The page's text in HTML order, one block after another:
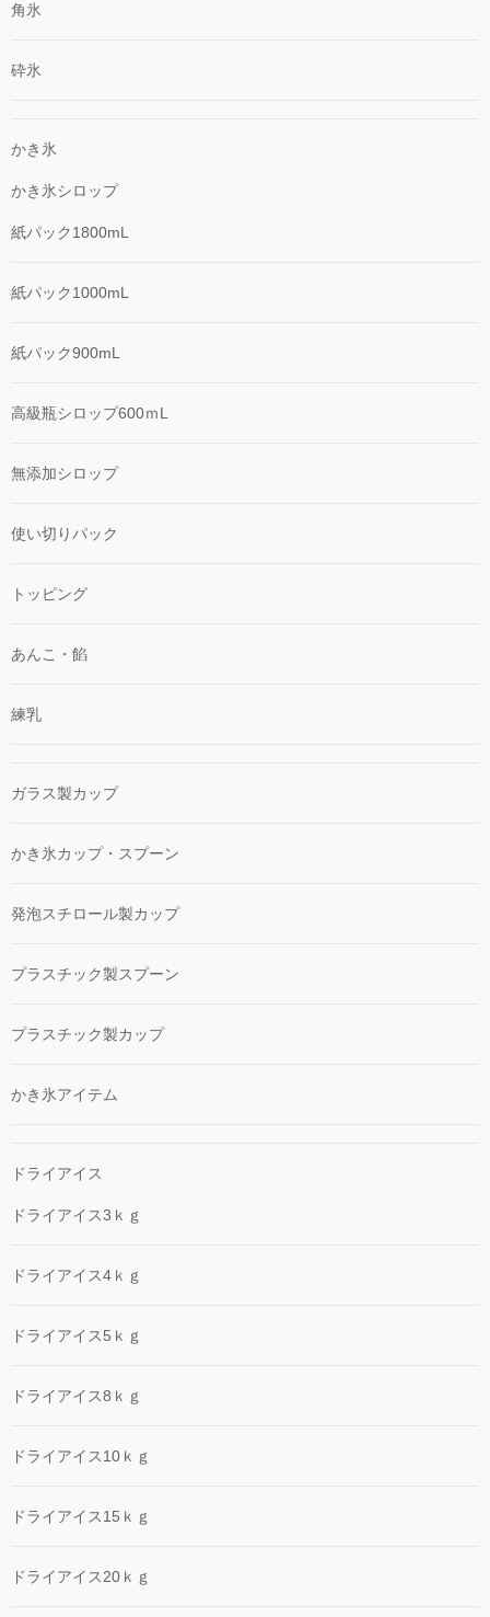
角氷
砕氷
かき氷
かき氷シロップ
紙パック1800mL
紙パック1000mL
紙パック900mL
高級瓶シロップ600ｍL
無添加シロップ
使い切りパック
トッピング
あんこ・餡
練乳
ガラス製カップ
かき氷カップ・スプーン
発泡スチロール製カップ
プラスチック製スプーン
プラスチック製カップ
かき氷アイテム
ドライアイス
ドライアイス3ｋｇ
ドライアイス4ｋｇ
ドライアイス5ｋｇ
ドライアイス8ｋｇ
ドライアイス10ｋｇ
ドライアイス15ｋｇ
ドライアイス20ｋｇ